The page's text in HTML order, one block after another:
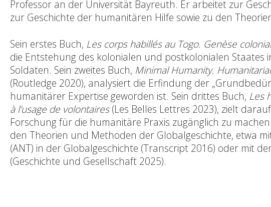
Professor an der Universität Bayreuth. Er arbeitet zur
zur Geschichte der humanitären Hilfe sowie zu den
Sein erstes Buch, Les corps habillés au Togo. Genèse
die Entstehung des kolonialen und postkolonialen Staates
Soldaten. Sein zweites Buch, Minimal Humanity.
(Routledge 2020), analysiert die Erfindung der
humanitärer Expertise geworden ist. Sein drittes Buch, Les
à l’usage de volontaires(Les Belles Lettres 2023), zielt
Forschung für die humanitäre Praxis zugänglich zu
den Theorien und Methoden der Globalgeschichte, etwa
(ANT) in der Globalgeschichte (Transcript 2016) oder mit
(Geschichte und Gesellschaft 2025).